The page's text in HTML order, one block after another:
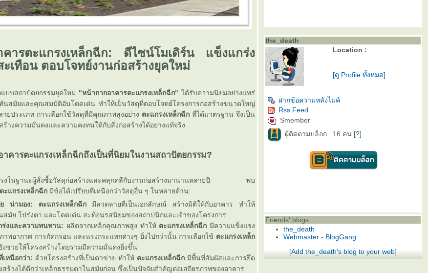
คารตะแกรงเหล็กฉีก: ดีไซน์โมเดิร์น แข็งแกร่ง
เทือน ตอบโจทย์งานก่อสร้างยุคใหม่
บบสถาปัตยกรรมยุคใหม่ "หน้ากากอาคารตะแกรงเหล็กฉีก" ได้รับความนิยมอย่างแพร่
สมัยและคุณสมบัติอันโดดเด่น ทำให้เป็นวัสดุที่ตอบโจทย์โครงการก่อสร้างขนาดใหญ่
ยประเภท การเลือกใช้วัสดุที่มีคุณภาพสูงอย่าง ตะแกรงเหล็กฉีก ที่ได้มาตรฐาน จึงเป็น
างความมั่นคงและความคงทนให้กับสิ่งก่อสร้างได้อย่างแท้จริง
คารตะแกรงเหล็กฉีกถึงเป็นที่นิยมในงานสถาปัตยกรรม?
รงในฐานะผู้สั่งซื้อวัสดุก่อสร้างและคลุกคลีกับงานก่อสร้างมานานหลายปี พบ
ะแกรงเหล็กฉีก มีข้อได้เปรียบที่เหนือกว่าวัสดุอื่น ๆ ในหลายด้าน:
น่ามอง:
ตะแกรงเหล็กฉีกมีลวดลายที่เป็นเอกลักษณ์ สร้างมิติให้กับอาคาร ทำให้
สมัย โปร่งตา และโดดเด่น สะท้อนรสนิยมของสถาปนิกและเจ้าของโครงการ
ร่งและความทนทาน: ผลิตจากเหล็กคุณภาพสูง ทำให้ ตะแกรงเหล็กฉีก มีความแข็งแรง
พอากาศ การกัดกร่อน และแรงกระแทกต่างๆ ยิ่งไปกว่านั้น การเลือกใช้ ตะแกรงเหล็ก
ช่วยให้โครงสร้างโดยรวมมีความมั่นคงยิ่งขึ้น
เหนือกว่า: ด้วยโครงสร้างที่เป็นตาข่าย ทำให้ ตะแกรงเหล็กฉีก มีพื้นที่สัมผัสและการยึด
สร้างได้ดีกว่าเหล็กธรรมดาในสมัยก่อน ซึ่งเป็นปัจจัยสำคัญต่อเสถียรภาพของอาคาร
the_death
Location :
[ดู Profile ทั้งหมด]
ฝากข้อความหลังไมค์
Rss Feed
Smember
ผู้ติดตามบล็อก : 16 คน [?]
Friends' blogs
the_death
Webmaster - BlogGang
[Add the_death's blog to your web]